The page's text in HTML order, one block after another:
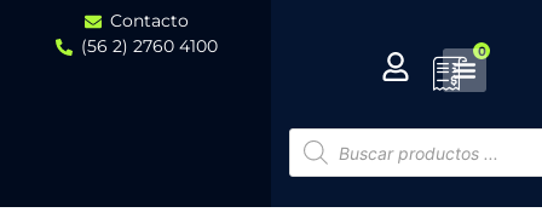
Contacto
(56 2) 2760 4100
0